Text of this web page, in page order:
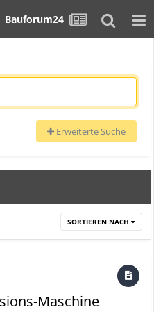
Bauforum24
Erweiterte Suche
SORTIEREN NACH
Maschine